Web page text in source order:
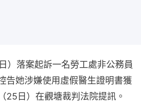
）落案起訴一名勞工處非公務員
告她涉嫌使用虛假醫生證明書獲
25日）在觀塘裁判法院提訊。